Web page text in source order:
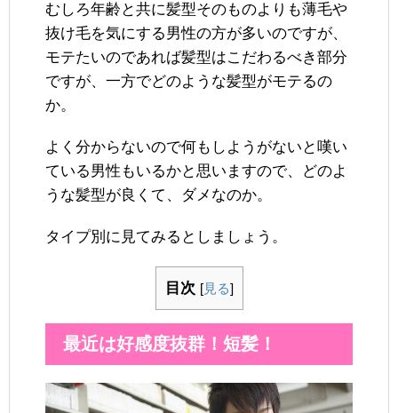
むしろ年齢と共に髪型そのものよりも薄毛や
抜け毛を気にする男性の方が多いのですが、
モテたいのであれば髪型はこだわるべき部分
ですが、一方でどのような髪型がモテるの
か。
よく分からないので何もしようがないと嘆い
ている男性もいるかと思いますので、どのよ
うな髪型が良くて、ダメなのか。
タイプ別に見てみるとしましょう。
目次 [見る]
最近は好感度抜群！短髪！